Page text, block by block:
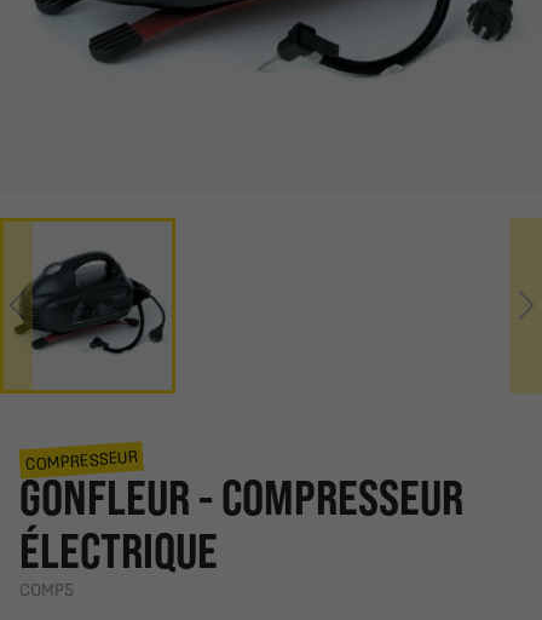
COMPRESSEUR
GONFLEUR - COMPRESSEUR
ÉLECTRIQUE
COMP5